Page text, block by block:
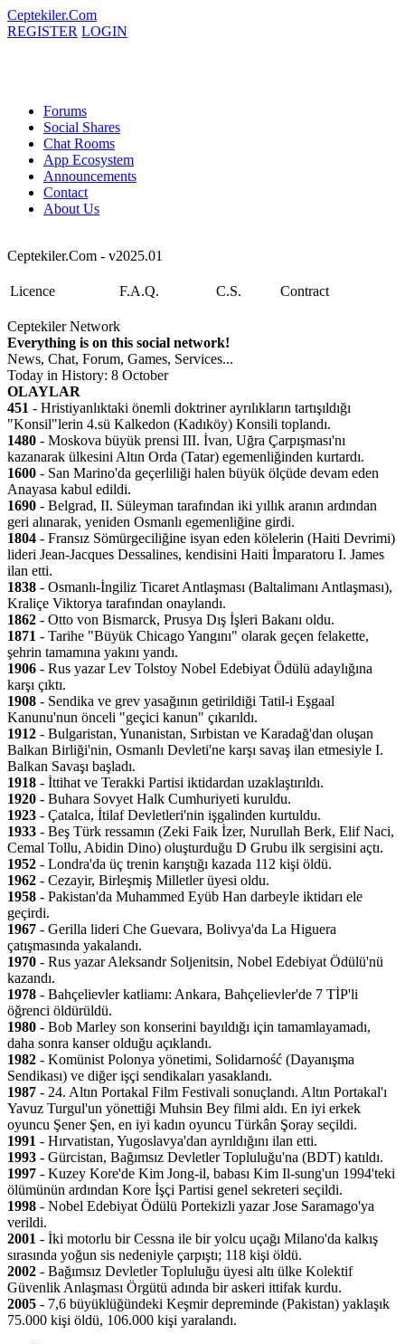
Ceptekiler.Com
REGISTER LOGIN
Forums
Social Shares
Chat Rooms
App Ecosystem
Announcements
Contact
About Us
Ceptekiler.Com - v2025.01
Licence F.A.Q. C.S. Contract
Ceptekiler Network
Everything is on this social network!
News, Chat, Forum, Games, Services...
Today in History: 8 October
OLAYLAR
451 - Hristiyanlıktaki önemli doktriner ayrılıkların tartışıldığı
"Konsil"lerin 4.sü Kalkedon (Kadıköy) Konsili toplandı.
1480 - Moskova büyük prensi III. İvan, Uğra Çarpışması'nı
kazanarak ülkesini Altın Orda (Tatar) egemenliğinden kurtardı.
1600 - San Marino'da geçerliliği halen büyük ölçüde devam eden
Anayasa kabul edildi.
1690 - Belgrad, II. Süleyman tarafından iki yıllık aranın ardından
geri alınarak, yeniden Osmanlı egemenliğine girdi.
1804 - Fransız Sömürgeciliğine isyan eden kölelerin (Haiti Devrimi)
lideri Jean-Jacques Dessalines, kendisini Haiti İmparatoru I. James
ilan etti.
1838 - Osmanlı-İngiliz Ticaret Antlaşması (Baltalimanı Antlaşması),
Kraliçe Viktorya tarafından onaylandı.
1862 - Otto von Bismarck, Prusya Dış İşleri Bakanı oldu.
1871 - Tarihe "Büyük Chicago Yangını" olarak geçen felakette,
şehrin tamamına yakını yandı.
1906 - Rus yazar Lev Tolstoy Nobel Edebiyat Ödülü adaylığına
karşı çıktı.
1908 - Sendika ve grev yasağının getirildiği Tatil-i Eşgaal
Kanunu'nun önceli "geçici kanun" çıkarıldı.
1912 - Bulgaristan, Yunanistan, Sırbistan ve Karadağ'dan oluşan
Balkan Birliği'nin, Osmanlı Devleti'ne karşı savaş ilan etmesiyle I.
Balkan Savaşı başladı.
1918 - İttihat ve Terakki Partisi iktidardan uzaklaştırıldı.
1920 - Buhara Sovyet Halk Cumhuriyeti kuruldu.
1923 - Çatalca, İtilaf Devletleri'nin işgalinden kurtuldu.
1933 - Beş Türk ressamın (Zeki Faik İzer, Nurullah Berk, Elif Naci,
Cemal Tollu, Abidin Dino) oluşturduğu D Grubu ilk sergisini açtı.
1952 - Londra'da üç trenin karıştığı kazada 112 kişi öldü.
1962 - Cezayir, Birleşmiş Milletler üyesi oldu.
1958 - Pakistan'da Muhammed Eyüb Han darbeyle iktidarı ele
geçirdi.
1967 - Gerilla lideri Che Guevara, Bolivya'da La Higuera
çatışmasında yakalandı.
1970 - Rus yazar Aleksandr Soljenitsin, Nobel Edebiyat Ödülü'nü
kazandı.
1978 - Bahçelievler katliamı: Ankara, Bahçelievler'de 7 TİP'li
öğrenci öldürüldü.
1980 - Bob Marley son konserini bayıldığı için tamamlayamadı,
daha sonra kanser olduğu açıklandı.
1982 - Komünist Polonya yönetimi, Solidarność (Dayanışma
Sendikası) ve diğer işçi sendikaları yasaklandı.
1987 - 24. Altın Portakal Film Festivali sonuçlandı. Altın Portakal'ı
Yavuz Turgul'un yönettiği Muhsin Bey filmi aldı. En iyi erkek
oyuncu Şener Şen, en iyi kadın oyuncu Türkân Şoray seçildi.
1991 - Hırvatistan, Yugoslavya'dan ayrıldığını ilan etti.
1993 - Gürcistan, Bağımsız Devletler Topluluğu'na (BDT) katıldı.
1997 - Kuzey Kore'de Kim Jong-il, babası Kim Il-sung'un 1994'teki
ölümünün ardından Kore İşçi Partisi genel sekreteri seçildi.
1998 - Nobel Edebiyat Ödülü Portekizli yazar Jose Saramago'ya
verildi.
2001 - İki motorlu bir Cessna ile bir yolcu uçağı Milano'da kalkış
sırasında yoğun sis nedeniyle çarpıştı; 118 kişi öldü.
2002 - Bağımsız Devletler Topluluğu üyesi altı ülke Kolektif
Güvenlik Anlaşması Örgütü adında bir askeri ittifak kurdu.
2005 - 7,6 büyüklüğündeki Keşmir depreminde (Pakistan) yaklaşık
75.000 kişi öldü, 106.000 kişi yaralandı.